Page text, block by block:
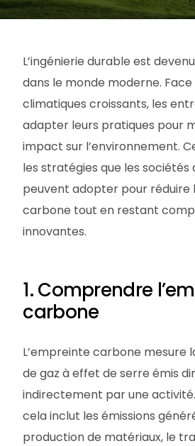
L’ingénierie durable est
dans le monde moderne. Face
climatiques croissants, les
adapter leurs pratiques pour
impact sur l’environnement.
les stratégies que les sociétés
peuvent adopter pour réduire
carbone tout en restant
innovantes.
1. Comprendre
carbone
L’empreinte carbone mesure
de gaz à effet de serre émis
indirectement par une
cela inclut les émissions
production de matériaux, le